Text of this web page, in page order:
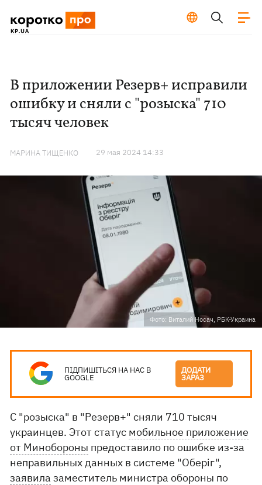
В приложении Резерв+ исправили
ошибку и сняли с "розыска" 710
тысяч человек
МАРИНА ТИЩЕНКО 29 мая 2024 14:33
Фото: Виталий Носач, РБК-Украина
ПІДПИШІТЬСЯ НА НАС В
GOOGLE
ДОДАТИ
ЗАРАЗ
С "розыска" в "Резерв+" сняли 710 тысяч
украинцев. Этот статус мобильное приложение
от Минобороны предоставило по ошибке из-за
неправильных данных в системе "Оберіг",
заявила заместитель министра обороны по